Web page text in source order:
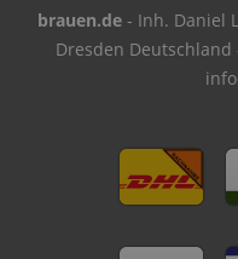
brauen.de- Inh. Daniel
Dresden Deutschland